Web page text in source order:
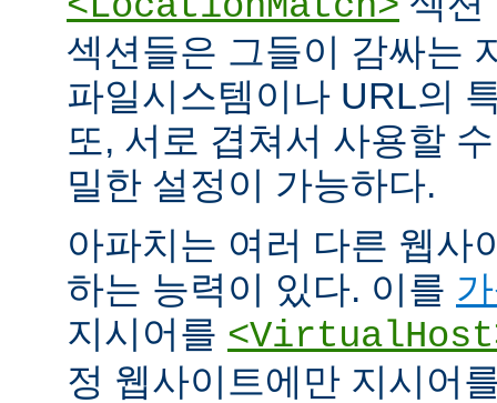
섹션들은 그들이 감싸는
파일시스템이나 URL의
또, 서로 겹쳐서 사용할
밀한 설정이 가능하다.
아파치는 여러 다른 웹사
하는 능력이 있다. 이를
지시어를
정 웹사이트에만 지시어